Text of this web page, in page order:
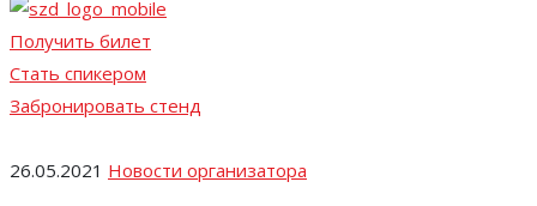
Получить билет
Стать спикером
Забронировать стенд
26.05.2021 Новости организатора